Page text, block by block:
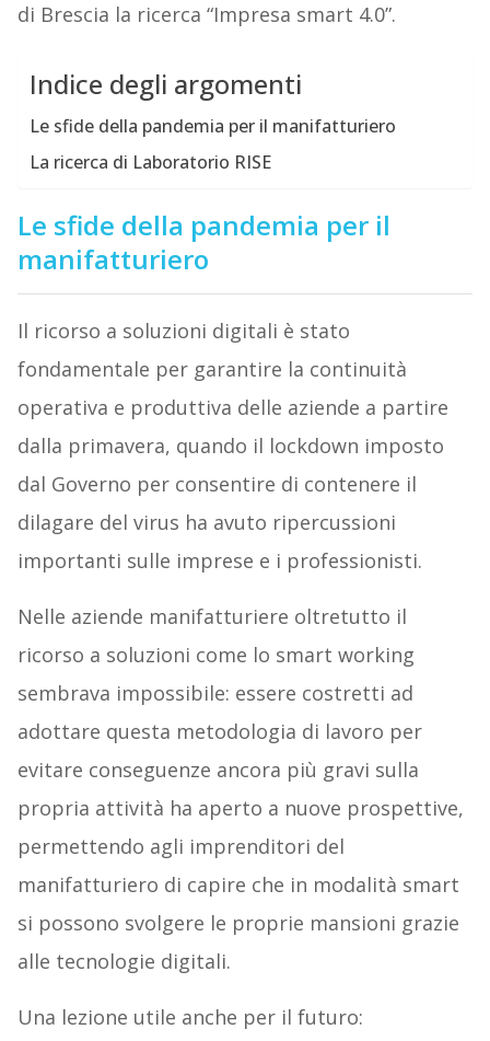
di Brescia la ricerca “Impresa smart 4.0”.
Indice degli argomenti
Le sfide della pandemia per il manifatturiero
La ricerca di Laboratorio RISE
Le sfide della pandemia per il
manifatturiero
Il ricorso a soluzioni digitali è stato
fondamentale per garantire la continuità
operativa e produttiva delle aziende a partire
dalla primavera, quando il lockdown imposto
dal Governo per consentire di contenere il
dilagare del virus ha avuto ripercussioni
importanti sulle imprese e i professionisti.
Nelle aziende manifatturiere oltretutto il
ricorso a soluzioni come lo smart working
sembrava impossibile: essere costretti ad
adottare questa metodologia di lavoro per
evitare conseguenze ancora più gravi sulla
propria attività ha aperto a nuove prospettive,
permettendo agli imprenditori del
manifatturiero di capire che in modalità smart
si possono svolgere le proprie mansioni grazie
alle tecnologie digitali.
Una lezione utile anche per il futuro: